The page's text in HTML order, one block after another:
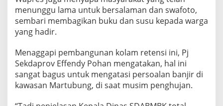
t
b
g
menunggu lama untuk bersalaman dan swafoto,
sembari membagikan buku dan susu kepada warga
yang hadir.
Menaggapi pembangunan kolam retensi ini, Pj
Sekdaprov Effendy Pohan mengatakan, hal ini
sangat bagus untuk mengatasi persoalan banjir di
kawasan Martubung, di saat musim penghujan.